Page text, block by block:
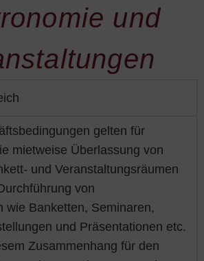
und
gelten für
mietweise Überlassung von
und Veranstaltungsräumen
von
wie Banketten, Seminaren,
und Präsentationen etc.
Zusammenhang für den